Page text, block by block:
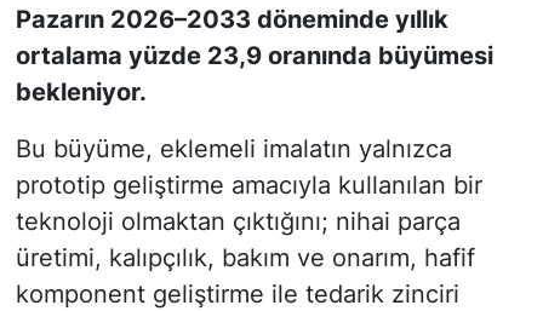
Pazarın 2026–2033 döneminde yıllık
ortalama yüzde 23,9 oranında büyümesi
bekleniyor.
Bu büyüme, eklemeli imalatın yalnızca
prototip geliştirme amacıyla kullanılan bir
teknoloji olmaktan çıktığını; nihai parça
üretimi, kalıpçılık, bakım ve onarım, hafif
komponent geliştirme ile tedarik zinciri